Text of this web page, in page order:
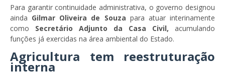
Para garantir continuidade administrativa, o governo designou
ainda Gilmar Oliveira de Souza para atuar interinamente
como Secretário Adjunto da Casa Civil, acumulando
funções já exercidas na área ambiental do Estado.
Agricultura tem reestruturação
interna